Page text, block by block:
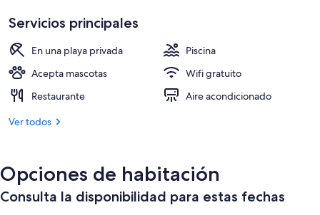
Servicios principales
En una playa privada
Piscina
Acepta mascotas
Wifi gratuito
Restaurante
Aire acondicionado
Ver todos
Opciones de habitación
Consulta la disponibilidad para estas fechas